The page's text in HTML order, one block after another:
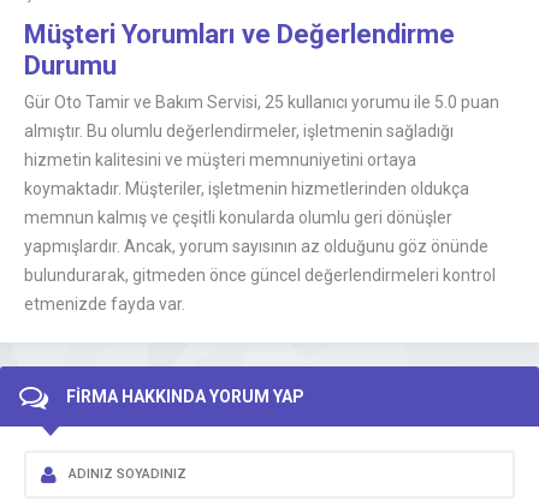
Müşteri Yorumları ve Değerlendirme
Durumu
Gür Oto Tamir ve Bakım Servisi, 25 kullanıcı yorumu ile 5.0 puan
almıştır. Bu olumlu değerlendirmeler, işletmenin sağladığı
hizmetin kalitesini ve müşteri memnuniyetini ortaya
koymaktadır. Müşteriler, işletmenin hizmetlerinden oldukça
memnun kalmış ve çeşitli konularda olumlu geri dönüşler
yapmışlardır. Ancak, yorum sayısının az olduğunu göz önünde
bulundurarak, gitmeden önce güncel değerlendirmeleri kontrol
etmenizde fayda var.
FİRMA HAKKINDA YORUM YAP